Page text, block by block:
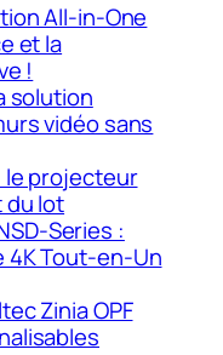
All-in-One
et la
!
solution
vidéo sans
le projecteur
du lot
Series :
4K Tout-en-Un
Zinia OPF